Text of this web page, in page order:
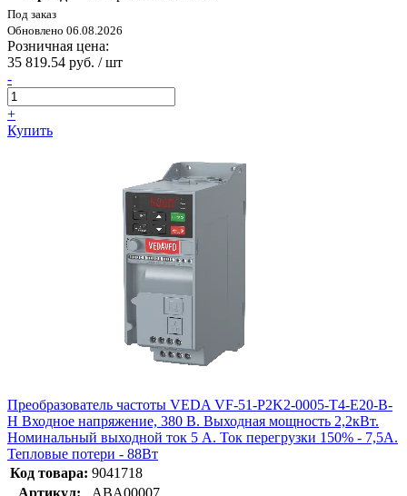
Под заказ
Обновлено 06.08.2026
Розничная цена:
35 819.54 руб. / шт
-
+
Купить
Преобразователь частоты VEDA VF-51-P2K2-0005-T4-E20-B-
H Входное напряжение, 380 В. Выходная мощность 2,2кВт.
Номинальный выходной ток 5 А. Ток перегрузки 150% - 7,5А.
Тепловые потери - 88Вт
Код товара: 9041718